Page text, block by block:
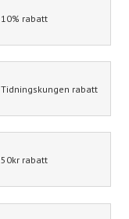
10% rabatt
Tidningskungen rabatt
50kr rabatt